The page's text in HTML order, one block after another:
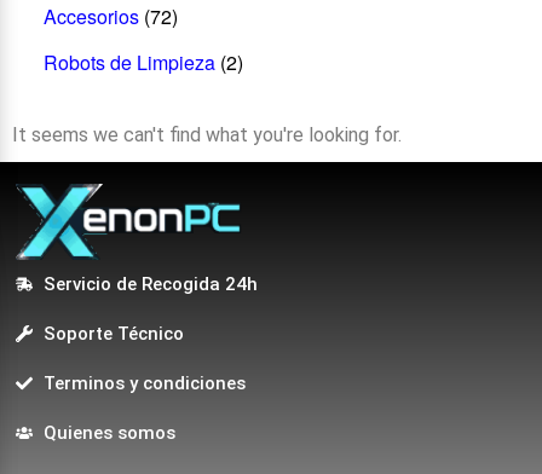
Accesorios (72)
Robots de Limpieza (2)
It seems we can't find what you're looking for.
Servicio de Recogida 24h
Soporte Técnico
Terminos y condiciones
Quienes somos